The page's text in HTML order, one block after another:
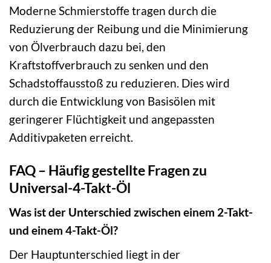
Moderne Schmierstoffe tragen durch die
Reduzierung der Reibung und die Minimierung
von Ölverbrauch dazu bei, den
Kraftstoffverbrauch zu senken und den
Schadstoffausstoß zu reduzieren. Dies wird
durch die Entwicklung von Basisölen mit
geringerer Flüchtigkeit und angepassten
Additivpaketen erreicht.
FAQ – Häufig gestellte Fragen zu
Universal-4-Takt-Öl
Was ist der Unterschied zwischen einem 2-Takt-
und einem 4-Takt-Öl?
Der Hauptunterschied liegt in der